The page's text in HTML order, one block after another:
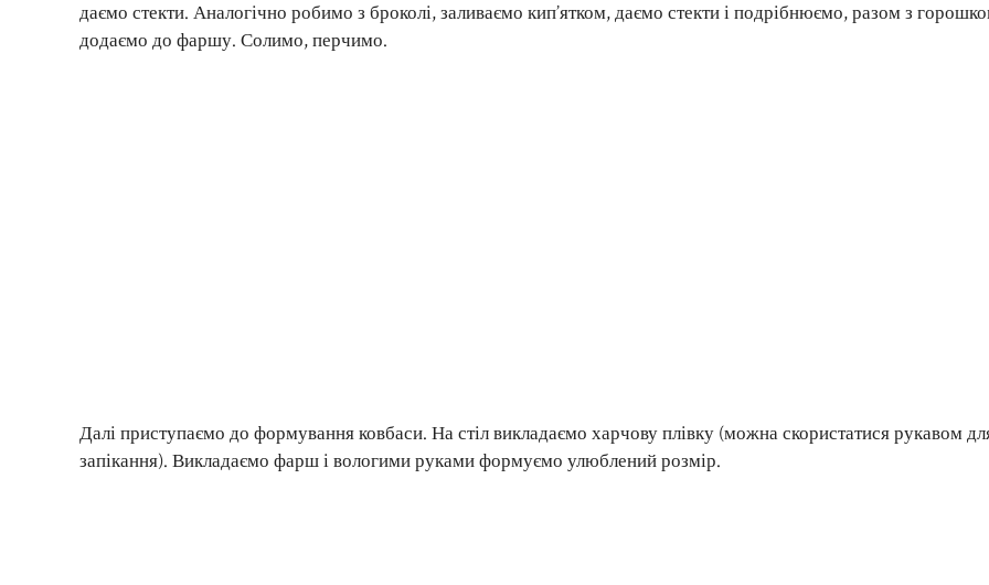
даємо стекти. Аналогічно робимо з броколі, заливаємо кип’ятком, даємо стекти і подрібнюємо, разом з
додаємо до фаршу. Солимо, перчимо.
Далі приступаємо до формування ковбаси. На стіл викладаємо харчову плівку (можна скористатися рукавом
запікання). Викладаємо фарш і вологими руками формуємо улюблений розмір.